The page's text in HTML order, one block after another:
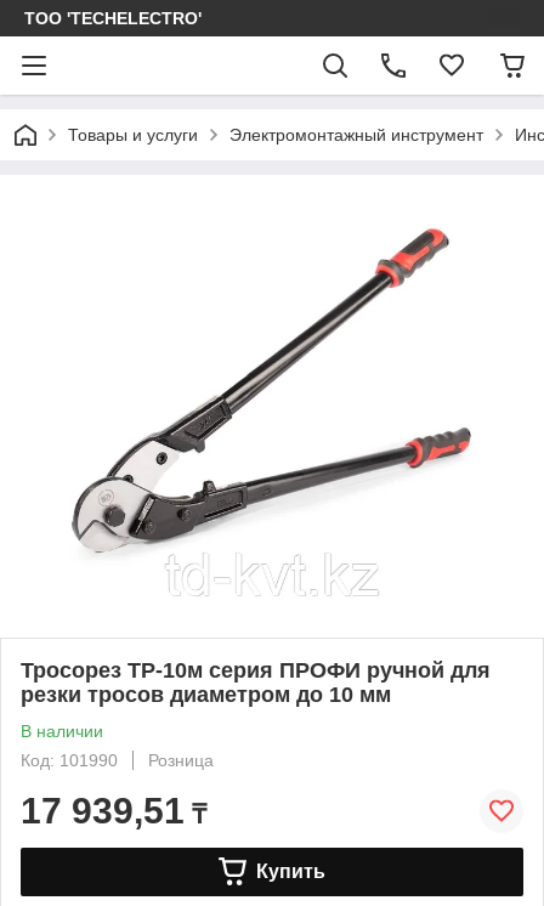
ТОО 'TECHELECTRO'
Товары и услуги Электромонтажный инструмент
Тросорез ТР-10м серия ПРОФИ ручной для
резки тросов диаметром до 10 мм
В наличии
Код: 101990
Розница
17 939,51 ₸
Купить